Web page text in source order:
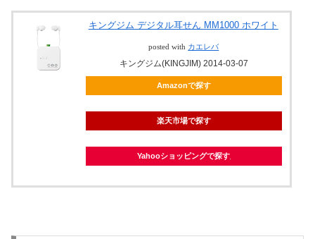
キングジム デジタル耳せん MM1000 ホワイト
posted with カエレバ
キングジム(KINGJIM) 2014-03-07
Amazonで探す
楽天市場で探す
Yahooショッピングで探す